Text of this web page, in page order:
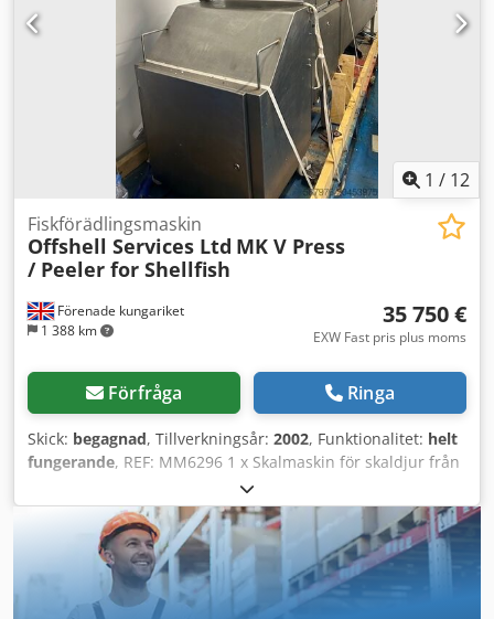
enkel förflyttning.
1 / 12
Förenade kungariket
1 388 km
Fiskförädlingsmaskin
Offshell Services Ltd MK V Press
/ Peeler for Shellfish
35 750 €
EXW Fast pris plus moms
Förfråga Ringa
Skick: begagnad, Tillverkningsår: 2002, Funktionalitet: helt
fungerande, REF: MM6296 1 x Skalmaskin för skaldjur från
Offshell Services Ltd, med två separata matningsrännor
och 2 x Podmores-matningstrattar. Tekniska specifikationer
⚙️ ✅ Tillverkare – Offshell Services Ltd. ✅ Modell – The
Offshell Press MK V (skalmaskin). ✅ Tillverkningsår – 2002.
✅ Konfiguration – Två enheter monterade bredvid
varandra. ✅ Konstruktion – Ram av rostfritt stål och